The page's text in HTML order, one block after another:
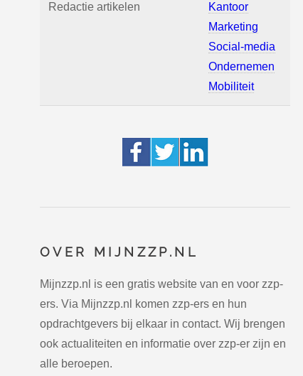
Redactie artikelen
Kantoor
Marketing
Social-media
Ondernemen
Mobiliteit
OVER MIJNZZP.NL
Mijnzzp.nl is een gratis website van en voor zzp-
ers. Via Mijnzzp.nl komen zzp-ers en hun
opdrachtgevers bij elkaar in contact. Wij brengen
ook actualiteiten en informatie over zzp-er zijn en
alle beroepen.